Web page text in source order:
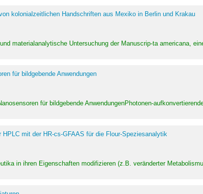
kolonialzeitlichen Handschriften aus Mexiko in Berlin und Krakau
materialanalytische Untersuchung der Manuscrip-ta americana,
für bildgebende Anwendungen
für bildgebende AnwendungenPhotonen-
mit der HR-cs-GFAAS für die Flour-Speziesanalytik
in ihren Eigenschaften modifizieren (z.B. veränderter